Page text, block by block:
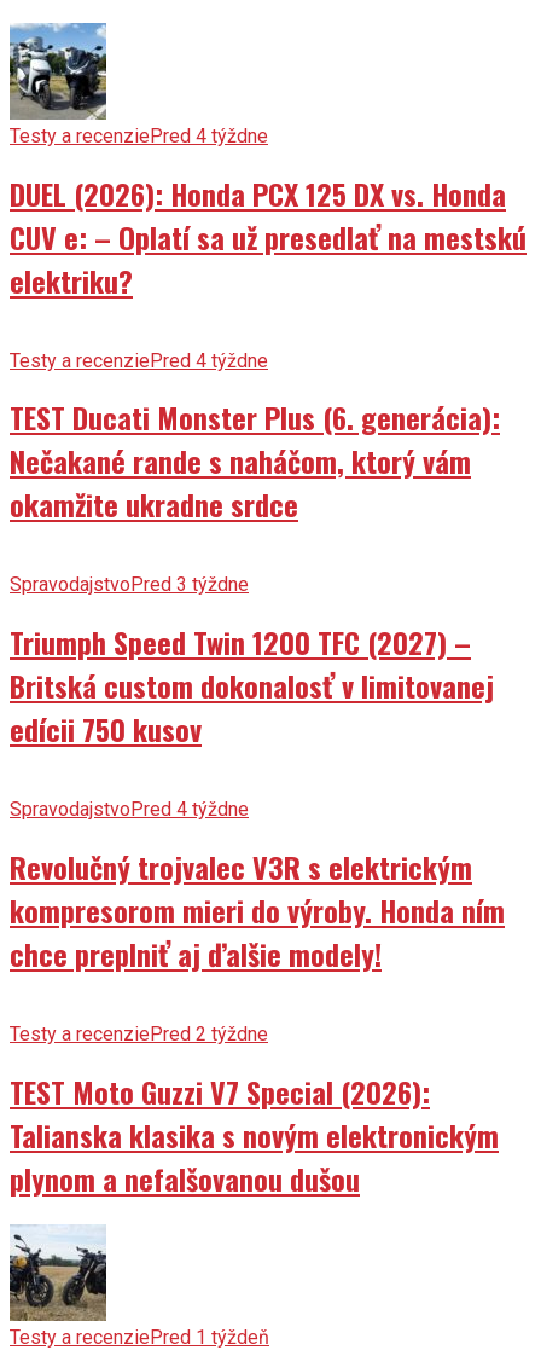
Testy a recenziePred 4 týždne
DUEL (2026): Honda PCX 125 DX vs. Honda
CUV e: – Oplatí sa už presedlať na mestskú
elektriku?
Testy a recenziePred 4 týždne
TEST Ducati Monster Plus (6. generácia):
Nečakané rande s naháčom, ktorý vám
okamžite ukradne srdce
SpravodajstvoPred 3 týždne
Triumph Speed Twin 1200 TFC (2027) –
Britská custom dokonalosť v limitovanej
edícii 750 kusov
SpravodajstvoPred 4 týždne
Revolučný trojvalec V3R s elektrickým
kompresorom mieri do výroby. Honda ním
chce preplniť aj ďalšie modely!
Testy a recenziePred 2 týždne
TEST Moto Guzzi V7 Special (2026):
Talianska klasika s novým elektronickým
plynom a nefalšovanou dušou
Testy a recenziePred 1 týždeň